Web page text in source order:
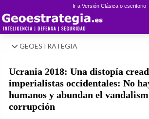
Ir a Versión Clásica o escritorio
GEOESTRATEGIA
Ucrania 2018: Una distopía
imperialistas occidentales: No
humanos y abundan el
corrupción